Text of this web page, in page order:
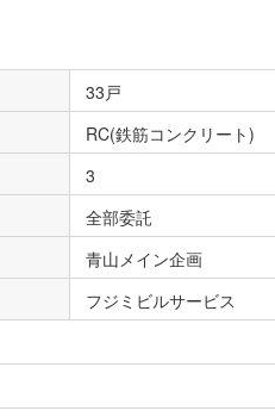
33戸
RC(鉄筋コンクリート)
3
全部委託
青山メイン企画
フジミビルサービス